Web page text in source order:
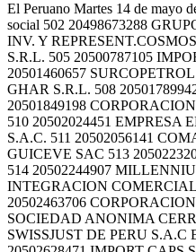
El Peruano Martes 14 de mayo
social 502 20498673288
INV. Y
S.R.L. 505 20500787105
20501460657
GHAR S.R.L. 508
20501849198
510 20502024451 EMPRESA
S.A.C. 511 20502056141
GUICEVE SAC 513
514 20502244907
INTEGRACION
20502463706
SOCIEDAD ANONIMA
SWISSJUST DE PERU